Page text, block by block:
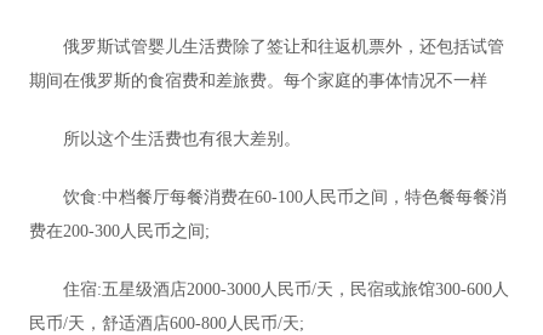
俄罗斯试管婴儿生活费除了签让和往返机票外，还包括试管
期间在俄罗斯的食宿费和差旅费。每个家庭的事体情况不一样
所以这个生活费也有很大差别。
饮食:中档餐厅每餐消费在60-100人民币之间，特色餐每餐消
费在200-300人民币之间;
住宿:五星级酒店2000-3000人民币/天，民宿或旅馆300-600人
民币/天，舒适酒店600-800人民币/天;